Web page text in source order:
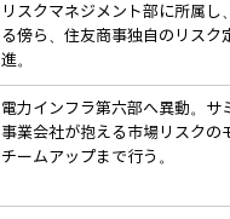
リスクマネジメント部に所属
る傍ら、住友商事独自のリス
進。
電力インフラ第六部へ異動。
事業会社が抱える市場リスク
チームアップまで行う。